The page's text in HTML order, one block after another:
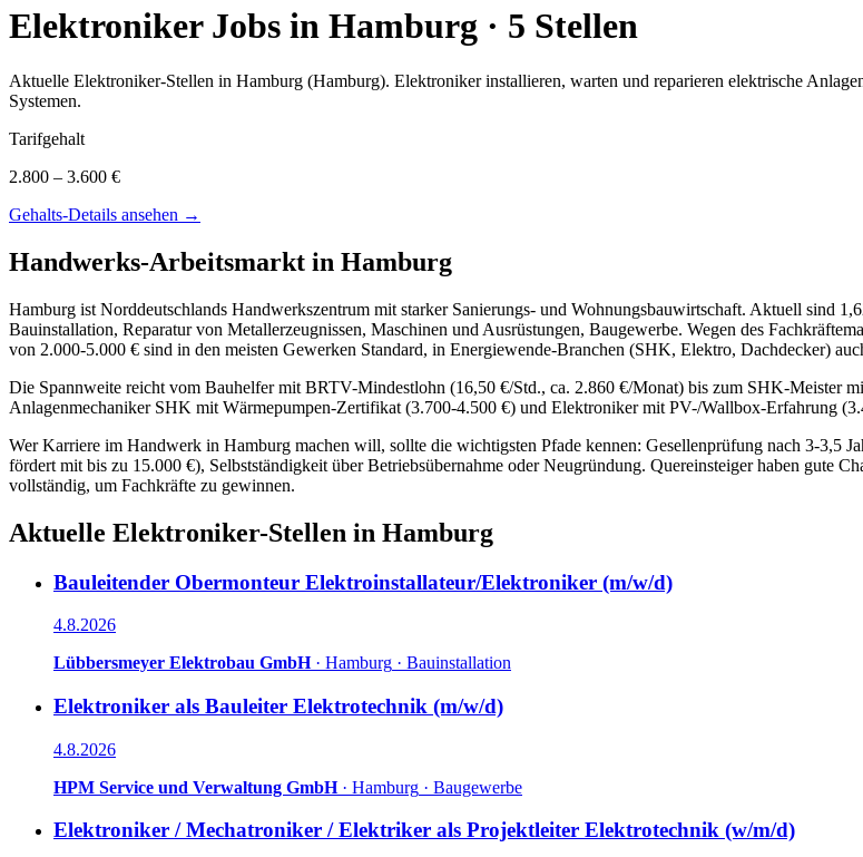
ElektronikerJobs in Hamburg · 5 Stellen
Aktuelle Elektroniker-Stellen in Hamburg (Hamburg). Elektroniker installieren, warten und reparieren elektrische
Systemen.
Tarifgehalt
2.800 – 3.600 €
Gehalts-Details ansehen →
Handwerks-Arbeitsmarkt in Hamburg
Hamburg ist Norddeutschlands Handwerkszentrum mit starker Sanierungs- und Wohnungsbauwirtschaft. Aktuell sind
Bauinstallation, Reparatur von Metallerzeugnissen, Maschinen und Ausrüstungen, Baugewerbe. Wegen des
von 2.000-5.000 € sind in den meisten Gewerken Standard, in Energiewende-Branchen (SHK, Elektro, Dachdecker)
Die Spannweite reicht vom Bauhelfer mit BRTV-Mindestlohn (16,50 €/Std., ca. 2.860 €/Monat) bis zum SHK-Meister
Anlagenmechaniker SHK mit Wärmepumpen-Zertifikat (3.700-4.500 €) und Elektroniker mit PV-/Wallbox-Erfahrung
Wer Karriere im Handwerk in Hamburg machen will, sollte die wichtigsten Pfade kennen: Gesellenprüfung nach 3-3,5
fördert mit bis zu 15.000 €), Selbstständigkeit über Betriebsübernahme oder Neugründung. Quereinsteiger haben gute
vollständig, um Fachkräfte zu gewinnen.
Aktuelle Elektroniker-Stellen in Hamburg
Bauleitender Obermonteur Elektroinstallateur/Elektroniker (m/w/d)
4.8.2026
Lübbersmeyer Elektrobau GmbH· Hamburg · Bauinstallation
Elektroniker als Bauleiter Elektrotechnik (m/w/d)
4.8.2026
HPM Service und Verwaltung GmbH· Hamburg · Baugewerbe
Elektroniker / Mechatroniker / Elektriker als Projektleiter Elektrotechnik (w/m/d)